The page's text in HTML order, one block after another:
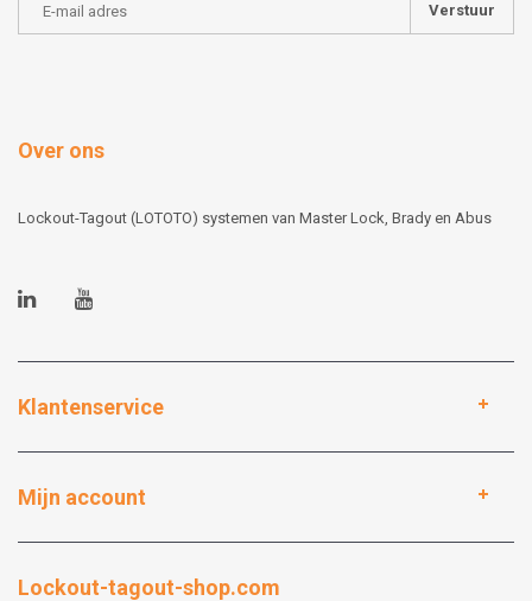
Verstuur
Over ons
Lockout-Tagout (LOTOTO) systemen van Master Lock, Brady en Abus
Klantenservice
Mijn account
Lockout-tagout-shop.com